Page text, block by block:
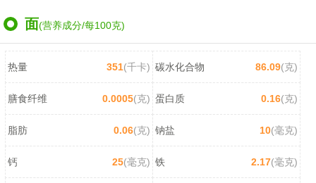
面(营养成分/每100克)
热量 351(千卡) 碳水化合物 86.09(克)
膳食纤维 0.0005(克) 蛋白质 0.16(克)
脂肪 0.06(克) 钠盐 10(毫克)
钙 25(毫克) 铁 2.17(毫克)